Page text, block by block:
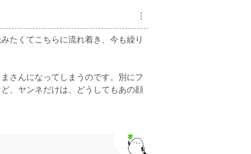
︙
たくてこちらに流れ着き、今も繰り
さんになってしまうのです。別にフ
、ヤンネだけは、どうしてもあの顔